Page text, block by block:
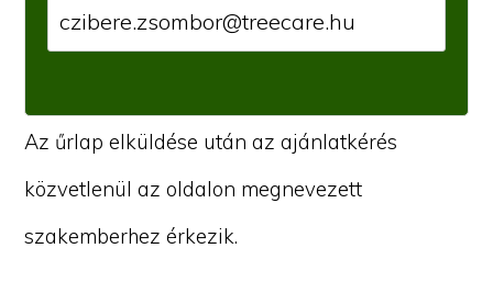
Az űrlap elküldése után az ajánlatkérés
közvetlenül az oldalon megnevezett
szakemberhez érkezik.